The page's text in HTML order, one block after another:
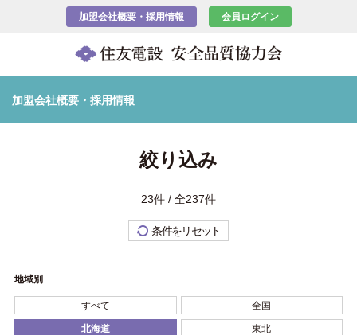
加盟会社概要・採用情報 会員ログイン
加盟会社概要・採用情報
絞り込み
23件 / 全237件
条件をリセット
地域別
すべて 全国
北海道 東北